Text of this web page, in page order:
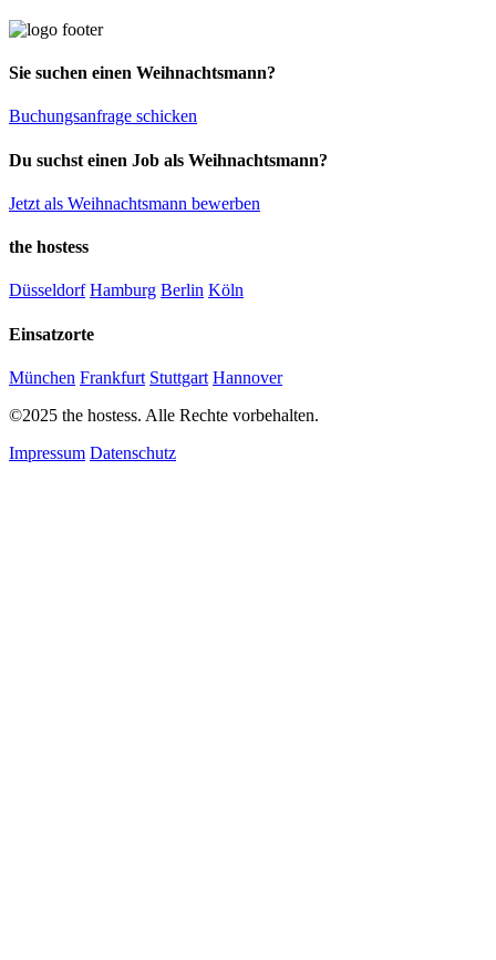
Sie suchen einen Weihnachtsmann?
Buchungsanfrage schicken
Du suchst einen Job als Weihnachtsmann?
Jetzt als Weihnachtsmann bewerben
the hostess
Düsseldorf Hamburg Berlin Köln
Einsatzorte
München Frankfurt Stuttgart Hannover
©2025 the hostess. Alle Rechte vorbehalten.
Impressum Datenschutz